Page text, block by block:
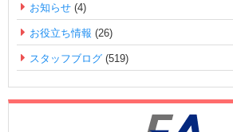
お知らせ (4)
お役立ち情報 (26)
スタッフブログ (519)